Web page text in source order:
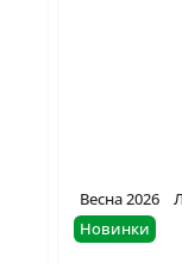
Весна 2026
Новинки